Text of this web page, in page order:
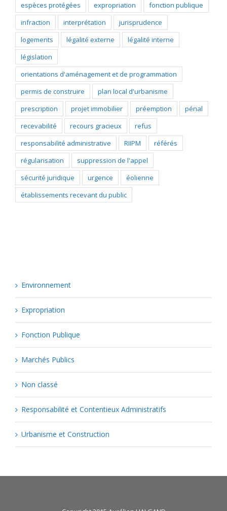
espèces protégées
expropriation
fonction publique
infraction
interprétation
jurisprudence
logements
légalité externe
légalité interne
législation
orientations d'aménagement et de programmation
permis de construire
plan local d'urbanisme
prescription
projet immobilier préemption
pénal
recevabilité
recours gracieux
refus
responsabilité administrative
RIIPM
référés
régularisation
suppression de l'appel
sécurité juridique
urgence
éolienne
établissements recevant du public
Environnement
Expropriation
Fonction Publique
Marchés Publics
Non classé
Responsabilité et Contentieux Administratifs
Urbanisme et Construction